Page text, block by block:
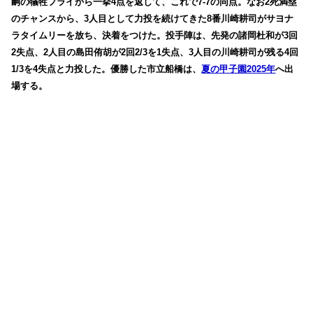
のチャンスから、3人目として力投を続けてきた8番川崎耕司がサヨナ
ラタイムリーを放ち、決着をつけた。投手陣は、先発の諸岡杜和が3回
2失点、2人目の島田侑胡が2回2/3を1失点、3人目の川崎耕司が残る4回
1/3を4失点と力投した。優勝した市立船橋は、夏の甲子園2025年へ出
場する。